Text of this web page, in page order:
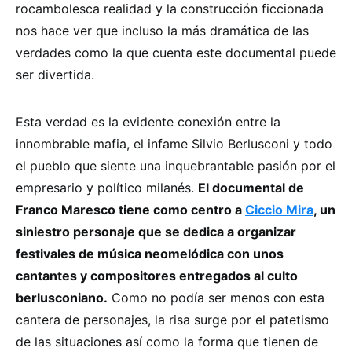
rocambolesca realidad y la construcción ficcionada
nos hace ver que incluso la más dramática de las
verdades como la que cuenta este documental puede
ser divertida.
Esta verdad es la evidente conexión entre la
innombrable mafia, el infame Silvio Berlusconi y todo
el pueblo que siente una inquebrantable pasión por el
empresario y político milanés. El documental de
Franco Maresco tiene como centro a Ciccio Mira, un
siniestro personaje que se dedica a organizar
festivales de música neomelódica con unos
cantantes y compositores entregados al culto
berlusconiano. Como no podía ser menos con esta
cantera de personajes, la risa surge por el patetismo
de las situaciones así como la forma que tienen de